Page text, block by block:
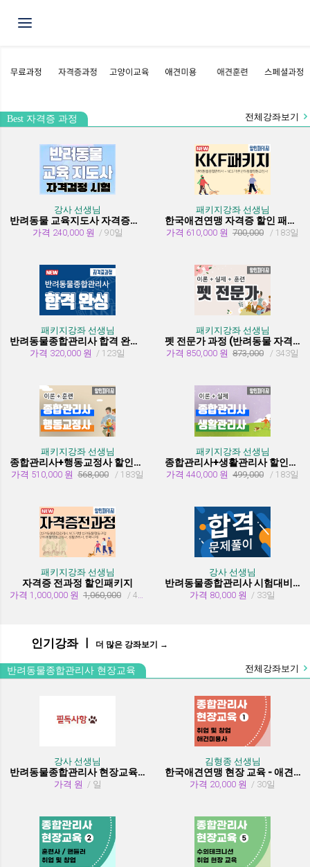
Toggle navigation
Best 자격증 과정 전체강좌보기
강사 선생님
반려동물 교육지도사 자격증과정
가격 240,000 원 / 90일
패키지강좌 선생님
한국애견연맹 자격증 할인 패키지 과정 (종합관리사 + 행동교정사)
가격 610,000 원 700,000 / 183일
패키지강좌 선생님
반려동물종합관리사 합격 완성 패키지
가격 320,000 원 / 123일
패키지강좌 선생님
펫 전문가 과정 (반려동물 자격증 취득과정)
가격 850,000 원 873,000 / 343일
패키지강좌 선생님
종합관리사+행동교정사 할인패키지과정
가격 510,000 원 568,000 / 183일
패키지강좌 선생님
종합관리사+생활관리사 할인패키지과정
가격 440,000 원 499,000 / 183일
패키지강좌 선생님
자격증 전과정 할인패키지
가격 1,000,000 원 1,060,000 / 455일
강사 선생님
반려동물종합관리사 시험대비 유형문제 풀이
가격 80,000 원 / 33일
인기강좌 ㅣ 더 많은 강좌보기 →
반려동물종합관리사 현장교육 전체강좌보기
강사 선생님
반려동물종합관리사 현장교육 수강시 필독사항
가격 원 / 일
김형종 선생님
한국애견연맹 현장 교육 - 애견미용사 취업 및 창업
가격 20,000 원 / 30일